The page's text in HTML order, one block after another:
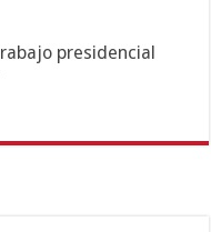
presidencial